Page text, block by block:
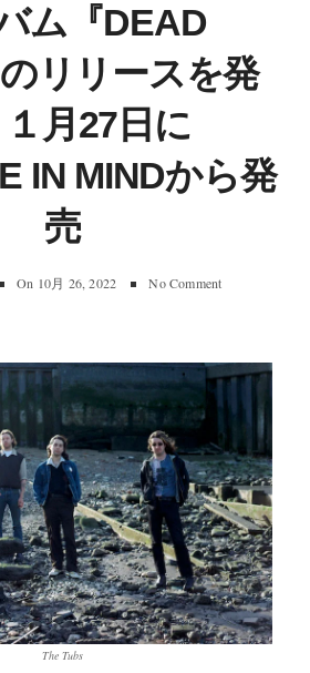
ム『DEAD
リリースを発
月27日に
IN MINDから発
売
On 10月 26, 2022 No Comment
The Tubs